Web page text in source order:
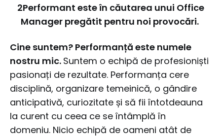
2Performant este în căutarea unui Office
Manager pregătit pentru noi provocări.
Cine suntem? Performanță este numele
nostru mic. Suntem o echipă de profesioniști
pasionați de rezultate. Performanța cere
disciplină, organizare temeinică, o gândire
anticipativă, curiozitate și să fii întotdeauna
la curent cu ceea ce se întâmplă în
domeniu. Nicio echipă de oameni atât de